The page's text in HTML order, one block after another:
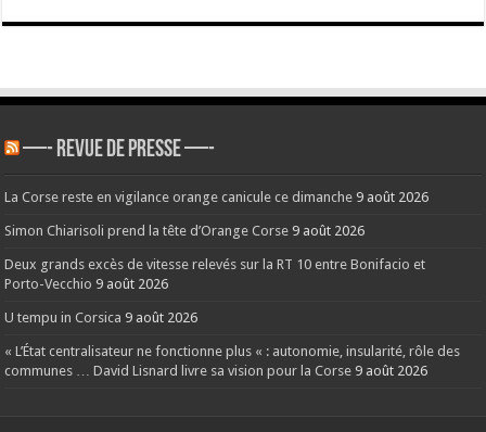
—- REVUE DE PRESSE —-
La Corse reste en vigilance orange canicule ce dimanche 9 août 2026
Simon Chiarisoli prend la tête d’Orange Corse 9 août 2026
Deux grands excès de vitesse relevés sur la RT 10 entre Bonifacio et
Porto-Vecchio 9 août 2026
U tempu in Corsica 9 août 2026
« L’État centralisateur ne fonctionne plus « : autonomie, insularité, rôle des
communes … David Lisnard livre sa vision pour la Corse 9 août 2026